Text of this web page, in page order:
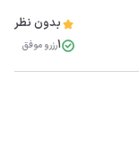
بدون نظر
1رزرو موفق